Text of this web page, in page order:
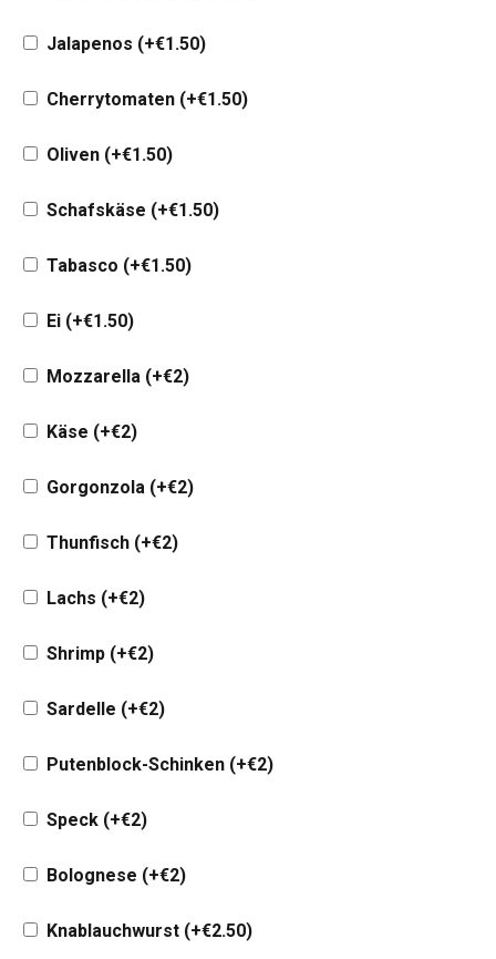
Jalapenos (+€1.50)
Cherrytomaten (+€1.50)
Oliven (+€1.50)
Schafskäse (+€1.50)
Tabasco (+€1.50)
Ei (+€1.50)
Mozzarella (+€2)
Käse (+€2)
Gorgonzola (+€2)
Thunfisch (+€2)
Lachs (+€2)
Shrimp (+€2)
Sardelle (+€2)
Putenblock-Schinken (+€2)
Speck (+€2)
Bolognese (+€2)
Knablauchwurst (+€2.50)